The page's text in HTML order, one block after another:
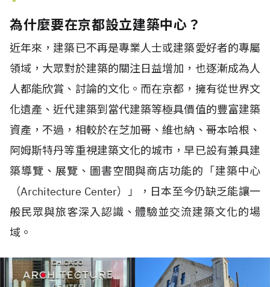
為什麼要在京都設立建築中心？
近年來，建築已不再是專業人士或建築愛好者的專屬
領域，大眾對於建築的關注日益增加，也逐漸成為人
人都能欣賞、討論的文化。而在京都，擁有從世界文
化遺產、近代建築到當代建築等極具價值的豐富建築
資產，不過，相較於在芝加哥、維也納、哥本哈根、
阿姆斯特丹等重視建築文化的城市，早已設有兼具建
築導覽、展覽、圖書空間與商店功能的「建築中心
（Architecture Center）」，日本至今仍缺乏能讓一
般民眾與旅客深入認識、體驗並交流建築文化的場
域。